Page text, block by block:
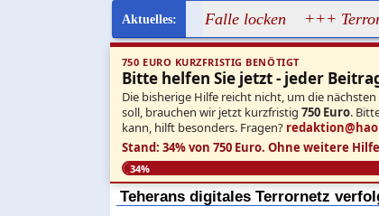
in die Falle locken +++
750 EURO KURZFRISTIG BENÖTIGT
Bitte helfen Sie jetzt - jeder
Die bisherige Hilfe reicht nicht, um die
soll, brauchen wir jetzt kurzfristig 750 Euro.
kann, hilft besonders. Fragen?
Stand: 34% von 750 Euro. Ohne weitere
34%
Teherans digitales Terrornetz